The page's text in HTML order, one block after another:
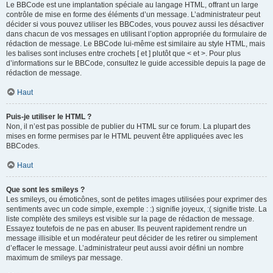
Le BBCode est une implantation spéciale au langage HTML, offrant un large
contrôle de mise en forme des éléments d’un message. L’administrateur peut
décider si vous pouvez utiliser les BBCodes, vous pouvez aussi les désactiver
dans chacun de vos messages en utilisant l’option appropriée du formulaire de
rédaction de message. Le BBCode lui-même est similaire au style HTML, mais
les balises sont incluses entre crochets [ et ] plutôt que < et >. Pour plus
d’informations sur le BBCode, consultez le guide accessible depuis la page de
rédaction de message.
Haut
Puis-je utiliser le HTML ?
Non, il n’est pas possible de publier du HTML sur ce forum. La plupart des
mises en forme permises par le HTML peuvent être appliquées avec les
BBCodes.
Haut
Que sont les smileys ?
Les smileys, ou émoticônes, sont de petites images utilisées pour exprimer des
sentiments avec un code simple, exemple : :) signifie joyeux, :( signifie triste. La
liste complète des smileys est visible sur la page de rédaction de message.
Essayez toutefois de ne pas en abuser. Ils peuvent rapidement rendre un
message illisible et un modérateur peut décider de les retirer ou simplement
d’effacer le message. L’administrateur peut aussi avoir défini un nombre
maximum de smileys par message.